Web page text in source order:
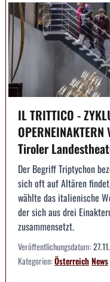
IL TRITTICO -
Tiroler
Der Begriff Triptychon
sich oft auf Altären
wählte das italienische
der sich aus drei
zusammensetzt.
Veröffentlichungsdatum:
Kategorien:ÖsterreichNews